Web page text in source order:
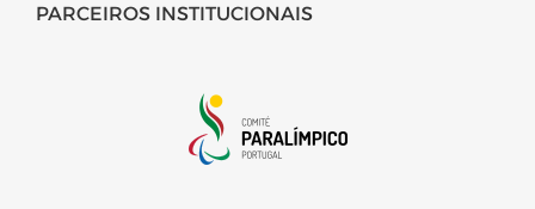
PARCEIROS INSTITUCIONAIS